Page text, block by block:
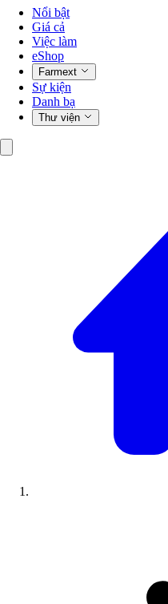
Nổi bật
Giá cả
Việc làm
eShop
Farmext
Sự kiện
Danh bạ
Thư viện